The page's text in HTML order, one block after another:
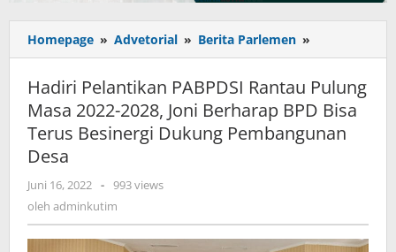
Homepage » Advetorial » Berita Parlemen »
Pelantikan
Rantau
Pulung
Masa
BPD
Bisa
Hadiri Pelantikan PABPDSI Rantau Pulung
Masa 2022-2028, Joni Berharap BPD Bisa
Terus Besinergi Dukung Pembangunan
Desa
Juni 16, 2022 oleh
adminkutim
- 993 views
oleh adminkutim